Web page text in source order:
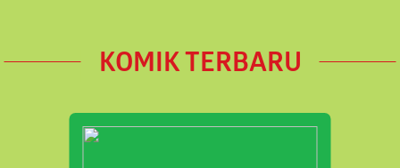
KOMIK TERBARU